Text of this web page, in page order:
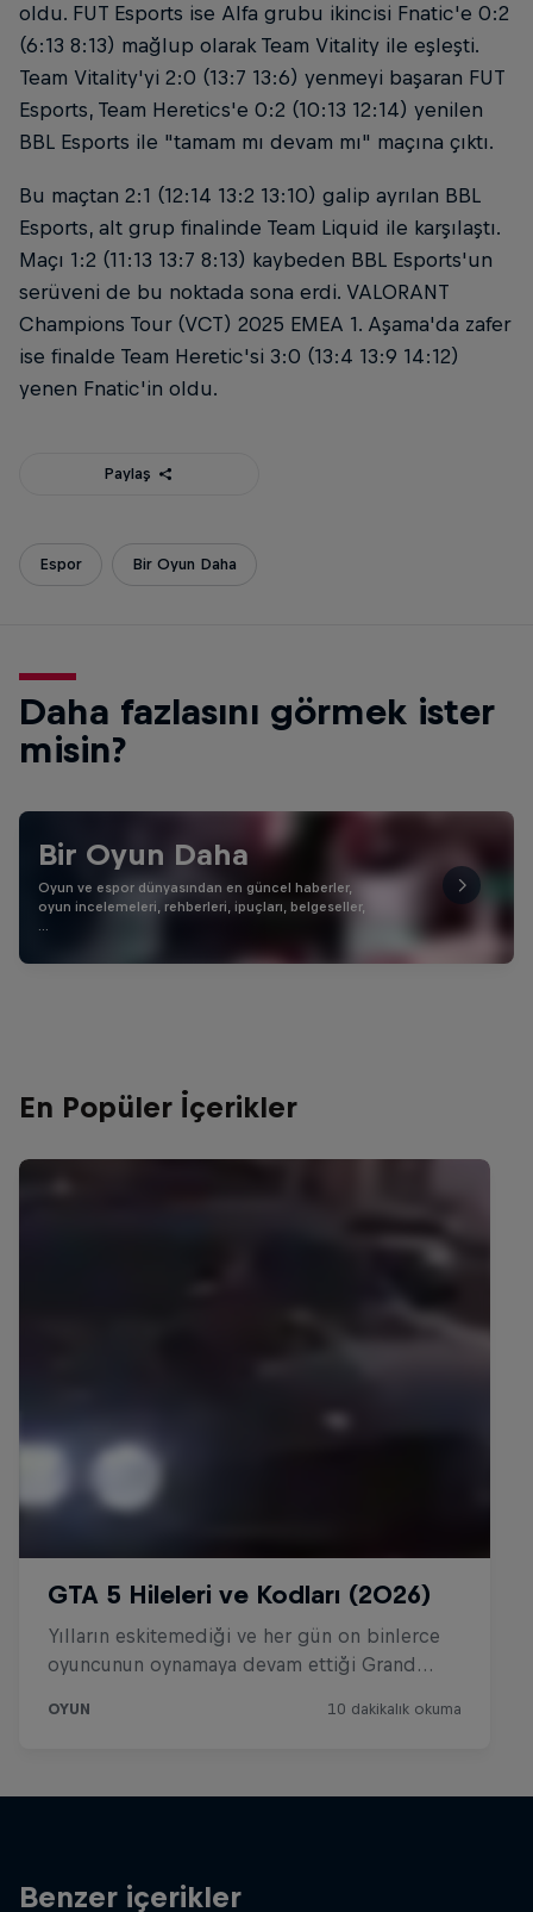
oldu. FUT Esports ise Alfa grubu ikincisi Fnatic'e 0:2
(6:13 8:13) mağlup olarak Team Vitality ile eşleşti.
Team Vitality'yi 2:0 (13:7 13:6) yenmeyi başaran FUT
Esports, Team Heretics'e 0:2 (10:13 12:14) yenilen
BBL Esports ile "tamam mı devam mı" maçına çıktı.
Bu maçtan 2:1 (12:14 13:2 13:10) galip ayrılan BBL
Esports, alt grup finalinde Team Liquid ile karşılaştı.
Maçı 1:2 (11:13 13:7 8:13) kaybeden BBL Esports'un
serüveni de bu noktada sona erdi. VALORANT
Champions Tour (VCT) 2025 EMEA 1. Aşama'da zafer
ise finalde Team Heretic'si 3:0 (13:4 13:9 14:12)
yenen Fnatic'in oldu.
Paylaş
Espor Bir Oyun Daha
Daha fazlasını görmek ister
misin?
Bir Oyun Daha
Oyun ve espor dünyasından en güncel haberler,
oyun incelemeleri, rehberleri, ipuçları, belgeseller,
En Popüler İçerikler
Benzer içerikler